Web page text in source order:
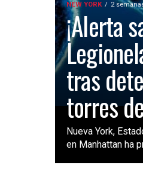
NEW YORK 2
¡Alerta
tras
torres
Nueva York,
en Manhattan ha